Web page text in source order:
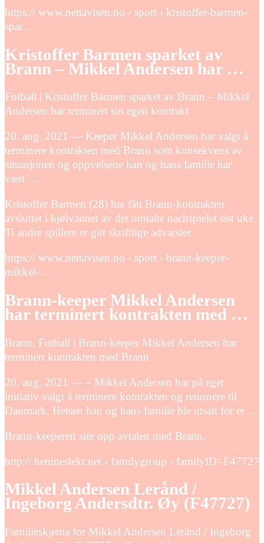
https:// www.nettavisen.no › sport › kristoffer-barmen-
spar…
Kristoffer Barmen sparket av
Brann – Mikkel Andersen har …
Fotball | Kristoffer Barmen sparket av Brann – Mikkel
Andersen har terminert sin egen kontrakt
20. aug. 2021 — Keeper Mikkel Andersen har valgt å
terminere kontrakten med Brann som konsekvens av
situasjonen og oppvelsene han og hans familie har
vært …
Kristoffer Barmen (28) har fått Brann-kontrakten
avsluttet i kjølvannet av det omtalte nachspielet sist uke.
Ti andre spillere er gitt skriftlige advarsler.
https:// www.nettavisen.no › sport › brann-keeper-
mikkel-…
Brann-keeper Mikkel Andersen
har terminert kontrakten med …
Brann, Fotball | Brann-keeper Mikkel Andersen har
terminert kontrakten med Brann
20. aug. 2021 — – Mikkel Andersen har på eget
initiativ valgt å terminere kontrakten og returnere til
Danmark. Hetsen han og hans familie ble utsatt for er …
Brann-keeperen sier opp avtalen med Brann.
http:// hemneslekt.net › familygroup › familyID=F47727
Mikkel Andersen Lerånd /
Ingeborg Andersdtr. Øy (F47727)
Familieskjema for Mikkel Andersen Lerånd / Ingeborg